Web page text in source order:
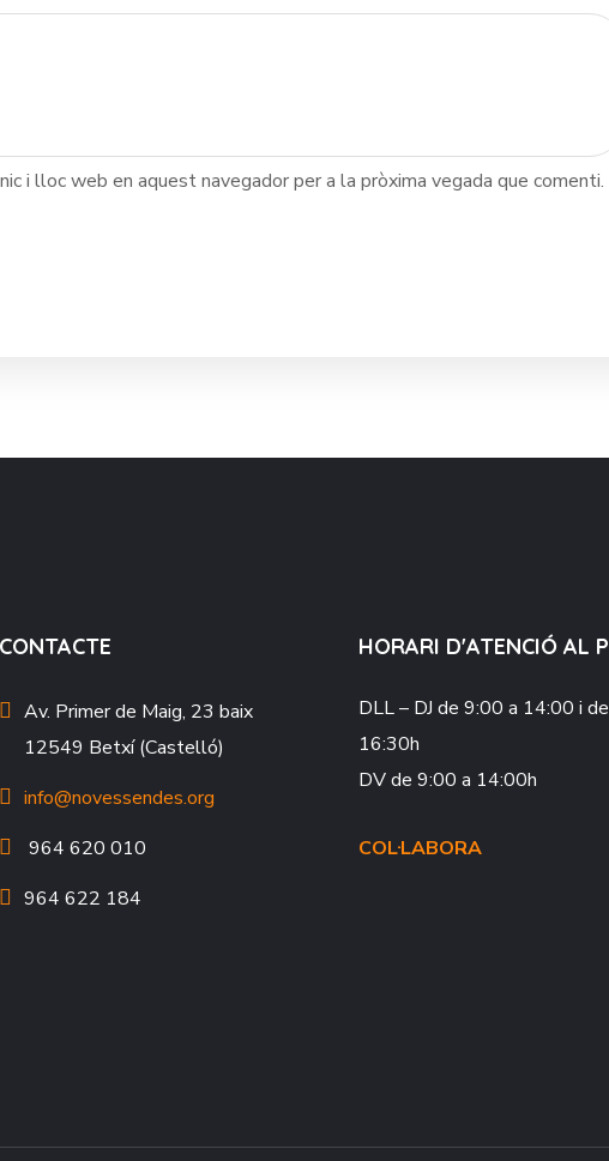
i lloc web en aquest navegador per a la pròxima vegada que comenti.
CONTACTE
Av. Primer de Maig, 23 baix
12549 Betxí (Castelló)
info@novessendes.org
964 620 010
964 622 184
HORARI D'ATENCIÓ AL
DLL – DJ de 9:00 a 14:00 i
16:30h
DVde 9:00 a 14:00h
COL·LABORA